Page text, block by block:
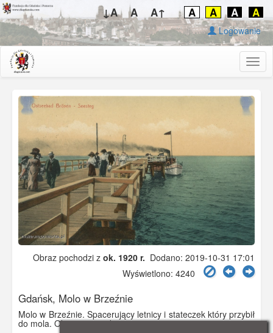
↓A A A↑ A A A A
Logowanie
Obraz pochodzi z ok. 1920 r. Dodano: 2019-10-31 17:01
Wyświetlono: 4240
Gdańsk, Molo w Brzeźnie
Molo w Brzeźnie. Spacerujący letnicy i stateczek który przybił
do mola. Obieg 1920 rok.